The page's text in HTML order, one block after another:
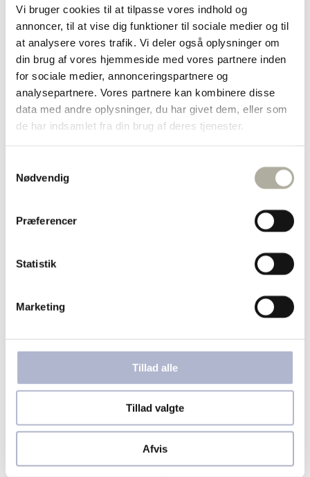
Vi bruger cookies til at tilpasse vores indhold og
annoncer, til at vise dig funktioner til sociale medier og til
at analysere vores trafik. Vi deler også oplysninger om
din brug af vores hjemmeside med vores partnere inden
for sociale medier, annonceringspartnere og
analysepartnere. Vores partnere kan kombinere disse
data med andre oplysninger, du har givet dem, eller som
de har indsamlet fra din brug af deres tjenester.
Nødvendig
Præferencer
Statistik
Marketing
Tillad alle
Tillad valgte
Afvis
Diamant ringe
Forgyldte ringe
Guld ringe
Sølv ringe
Dåbsartikler
Bestik
Bordflag
Kop & Tallerken
Smykkeskrin
Sparebøsser
Børnesmykker
Brands
Guld & Sølv Design
Hard Steel
Julie Sandlau
Joanli Nor
L&G
Lund Copenhagen